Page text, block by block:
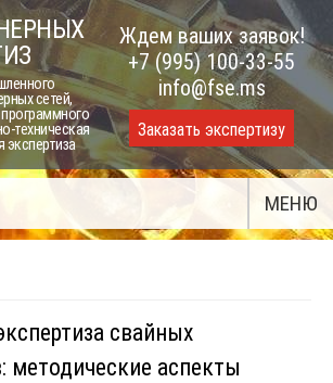
сетей,
техническая
экспертиза
Ждем ваших заявок!
+7 (995) 100-33-55
info@fse.ms
Заказать экспертизу
МЕНЮ
свайных
методические аспекты